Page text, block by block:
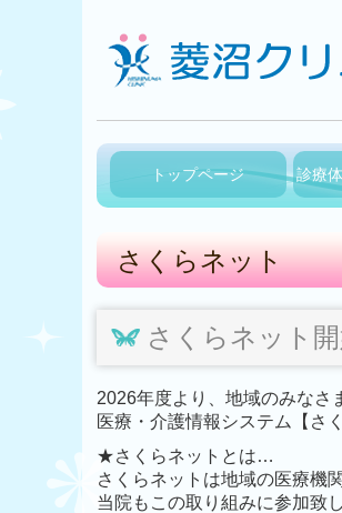
トップページ 診療
さくらネット
さくらネット
2026年度より、地域のみなさ
医療・介護情報システム【さ
★さくらネットとは…
さくらネットは地域の医療機
当院もこの取り組みに参加致